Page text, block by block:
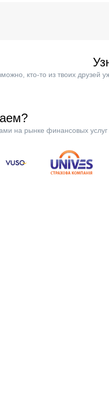
кто-то из твоих друзей
на рынке финансовых услуг